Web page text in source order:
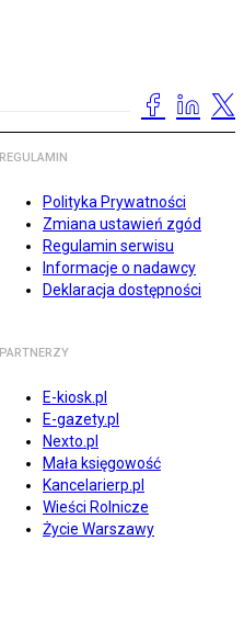
REGULAMIN
Polityka Prywatności
Zmiana ustawień zgód
Regulamin serwisu
Informacje o nadawcy
Deklaracja dostępności
PARTNERZY
E-kiosk.pl
E-gazety.pl
Nexto.pl
Mała księgowość
Kancelarierp.pl
Wieści Rolnicze
Życie Warszawy